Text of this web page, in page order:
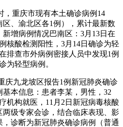
，重庆市现有本土确诊病例14
、渝北区各1例），累计最新数
增病例情况巴南区：3月13日在
核酸检测阳性，3月14日确诊为轻
排查市外病例密接人员中发现1例
为轻型病例。
庆九龙坡区报告1例新冠肺炎确诊
本信息：患者李某，男性，32
机构就医，11月2日新冠病毒核酸
级专家会诊，结合临床表现、影
诊断为新冠肺炎确诊病例（普通